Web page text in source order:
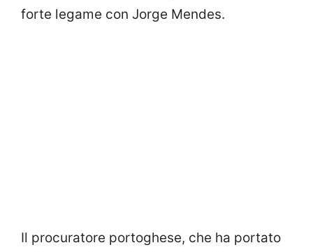
forte legame con Jorge Mendes.
Il procuratore portoghese, che ha portato